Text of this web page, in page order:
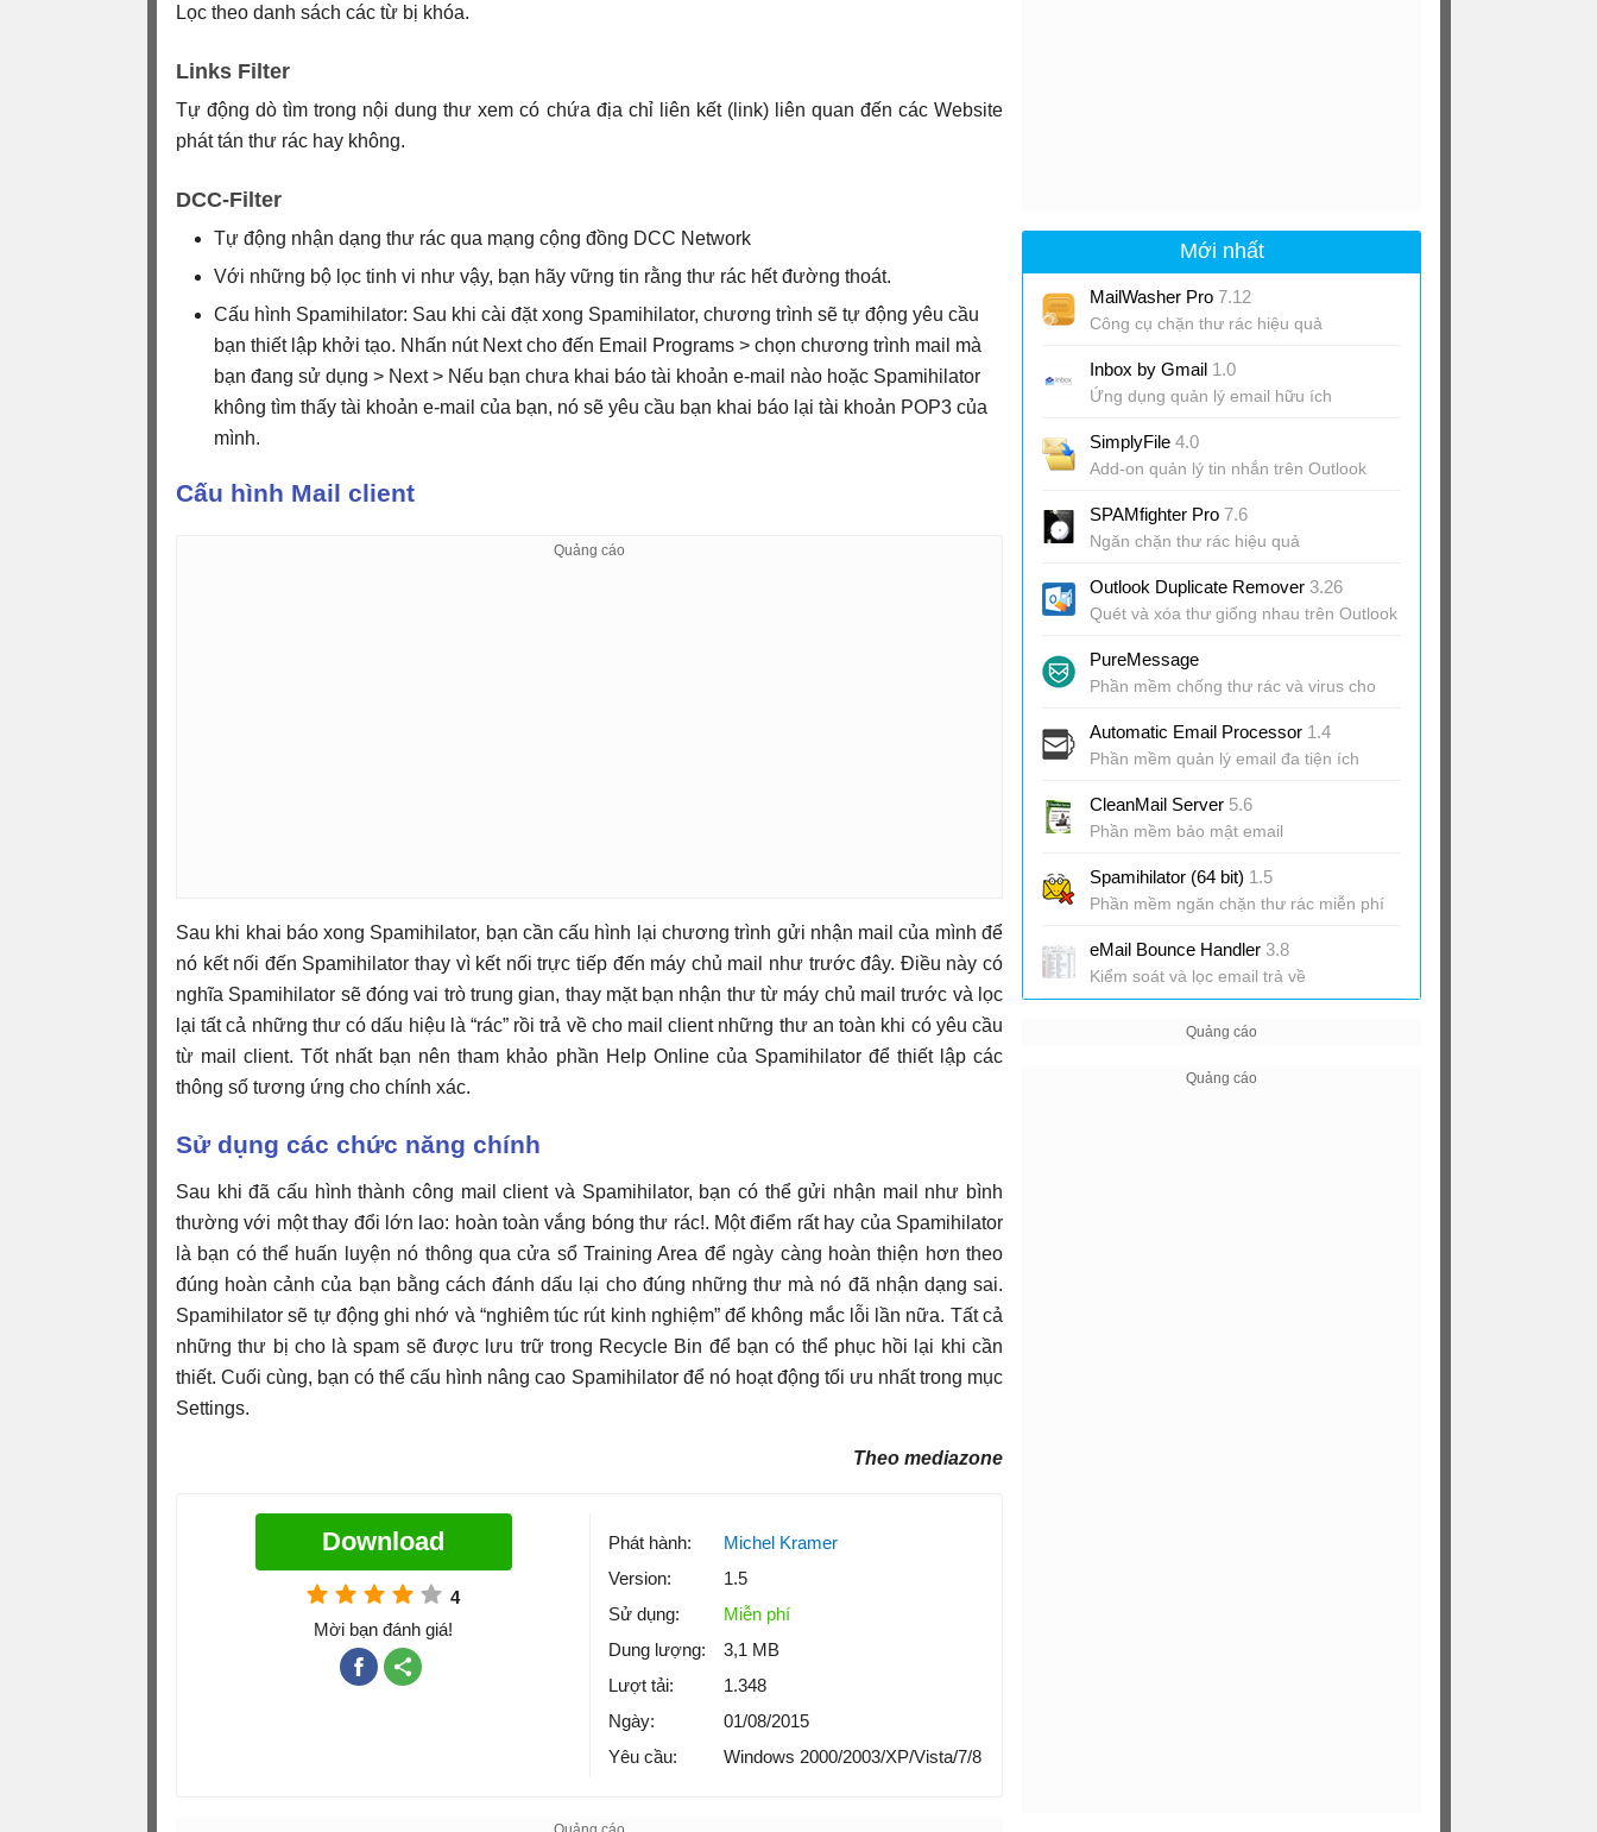
Lọc theo danh sách các từ bị khóa.
Links Filter
Tự động dò tìm trong nội dung thư xem có chứa địa chỉ liên kết (link) liên quan đến các Website
phát tán thư rác hay không.
DCC-Filter
Tự động nhận dạng thư rác qua mạng cộng đồng DCC Network
Với những bộ lọc tinh vi như vậy, bạn hãy vững tin rằng thư rác hết đường thoát.
Cấu hình Spamihilator: Sau khi cài đặt xong Spamihilator, chương trình sẽ tự động yêu cầu
bạn thiết lập khởi tạo. Nhấn nút Next cho đến Email Programs > chọn chương trình mail mà
bạn đang sử dụng > Next > Nếu bạn chưa khai báo tài khoản e-mail nào hoặc Spamihilator
không tìm thấy tài khoản e-mail của bạn, nó sẽ yêu cầu bạn khai báo lại tài khoản POP3 của
mình.
Cấu hình Mail client
Sau khi khai báo xong Spamihilator, bạn cần cấu hình lại chương trình gửi nhận mail của mình để
nó kết nối đến Spamihilator thay vì kết nối trực tiếp đến máy chủ mail như trước đây. Điều này có
nghĩa Spamihilator sẽ đóng vai trò trung gian, thay mặt bạn nhận thư từ máy chủ mail trước và lọc
lại tất cả những thư có dấu hiệu là “rác” rồi trả về cho mail client những thư an toàn khi có yêu cầu
từ mail client. Tốt nhất bạn nên tham khảo phần Help Online của Spamihilator để thiết lập các
thông số tương ứng cho chính xác.
Sử dụng các chức năng chính
Sau khi đã cấu hình thành công mail client và Spamihilator, bạn có thể gửi nhận mail như bình
thường với một thay đổi lớn lao: hoàn toàn vắng bóng thư rác!. Một điểm rất hay của Spamihilator
là bạn có thể huấn luyện nó thông qua cửa sổ Training Area để ngày càng hoàn thiện hơn theo
đúng hoàn cảnh của bạn bằng cách đánh dấu lại cho đúng những thư mà nó đã nhận dạng sai.
Spamihilator sẽ tự động ghi nhớ và “nghiêm túc rút kinh nghiệm” để không mắc lỗi lần nữa. Tất cả
những thư bị cho là spam sẽ được lưu trữ trong Recycle Bin để bạn có thể phục hồi lại khi cần
thiết. Cuối cùng, bạn có thể cấu hình nâng cao Spamihilator để nó hoạt động tối ưu nhất trong mục
Settings.
Theo mediazone
Download
4
Mời bạn đánh giá!
Phát hành:
Michel Kramer
Version:
1.5
Sử dụng:
Miễn phí
Dung lượng:
3,1 MB
Lượt tải:
1.348
Ngày:
01/08/2015
Yêu cầu:
Windows 2000/2003/XP/Vista/7/8
Mới nhất
MailWasher Pro 7.12
Công cụ chặn thư rác hiệu quả
Inbox by Gmail 1.0
Ứng dụng quản lý email hữu ích
SimplyFile 4.0
Add-on quản lý tin nhắn trên Outlook
SPAMfighter Pro 7.6
Ngăn chặn thư rác hiệu quả
Outlook Duplicate Remover 3.26
Quét và xóa thư giống nhau trên Outlook
PureMessage
Phần mềm chống thư rác và virus cho
Automatic Email Processor 1.4
Phần mềm quản lý email đa tiện ích
CleanMail Server 5.6
Phần mềm bảo mật email
Spamihilator (64 bit) 1.5
Phần mềm ngăn chặn thư rác miễn phí
eMail Bounce Handler 3.8
Kiểm soát và lọc email trả về